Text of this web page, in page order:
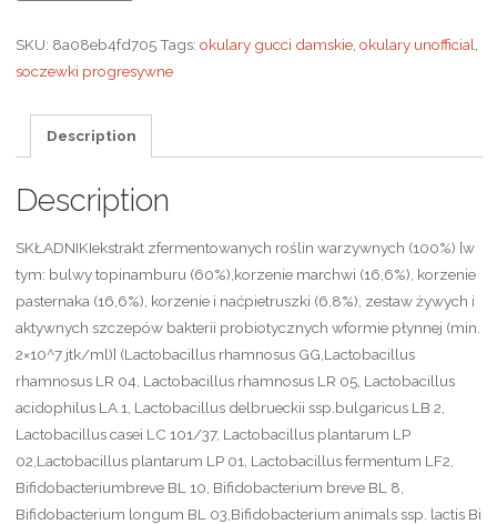
SKU: 8a08eb4fd705 Tags: okulary gucci damskie, okulary unofficial
soczewki progresywne
Description
Description
SKŁADNIKIekstrakt zfermentowanych roślin warzywnych (100%) [w
tym: bulwy topinamburu (60%),korzenie marchwi (16,6%), korzenie
pasternaka (16,6%), korzenie i naćpietruszki (6,8%), zestaw żywych i
aktywnych szczepów bakterii probiotycznych wformie płynnej (min.
2×10^7 jtk/ml)] (Lactobacillus rhamnosus GG,Lactobacillus
rhamnosus LR 04, Lactobacillus rhamnosus LR 05, Lactobacillus
acidophilus LA 1, Lactobacillus delbrueckii ssp.bulgaricus LB 2,
Lactobacillus casei LC 101/37, Lactobacillus plantarum LP
02,Lactobacillus plantarum LP 01, Lactobacillus fermentum LF2,
Bifidobacteriumbreve BL 10, Bifidobacterium breve BL 8,
Bifidobacterium longum BL 03,Bifidobacterium animals ssp. lactis Bi